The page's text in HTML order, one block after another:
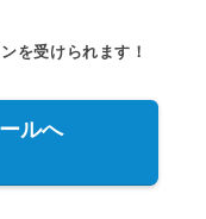
を受けられます！
ルへ